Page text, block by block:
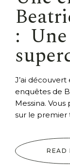
: Une
J’ai
enquêtes de
Messina.
sur le premier
READ